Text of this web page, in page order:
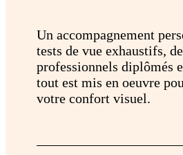
Un accompagnement
tests de vue exhaustifs,
professionnels diplômés
tout est mis en oeuvre
votre confort visuel.